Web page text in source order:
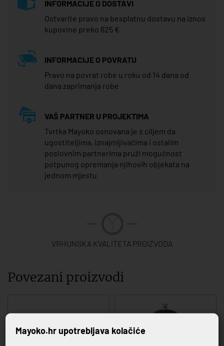
INFORMACIJE O DOSTAVI
Ostvarite pravo na besplatnu dostavu na iznos
kupovine preko 625 €
INFORMACIJE O POVRATU
Pravo na povrat robe u roku od 14 dana od
dana zaprimanja robe
VAŠ PARTNER U PROJEKTIMA
Tvrtka Mayoko osnovana je s ciljem da
ugostiteljima, iznajmljivačima i ostalim
poslovnim partnerima pruži mogućnost
potpunog opremanja njihovih objekata na
jednom mjestu
VRHUNSKA KVALITETA PROIZVODA
Povezani proizvodi
Mayoko.hr upotrebljava kolačiće